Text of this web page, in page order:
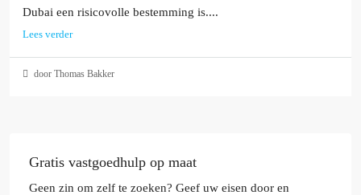
Dubai een risicovolle bestemming is....
Lees verder
door Thomas Bakker
Gratis vastgoedhulp op maat
Geen zin om zelf te zoeken? Geef uw eisen door en